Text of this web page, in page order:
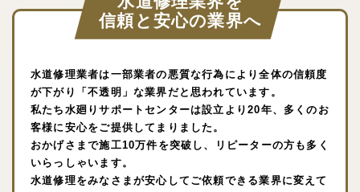
信頼と安心の業界へ
水道修理業者は一部業者の悪質な行為により全体の信頼度
が下がり「不透明」な業界だと思われています。
私たち水廻りサポートセンターは設立より20年、多くのお
客様に安心をご提供してまりました。
おかげさまで施工10万件を突破し、リピーターの方も多く
いらっしゃいます。
水道修理をみなさまが安心してご依頼できる業界に変えて